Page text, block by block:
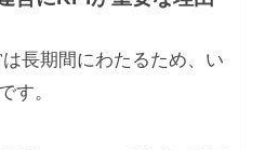
長期間にわたるため、い
す。